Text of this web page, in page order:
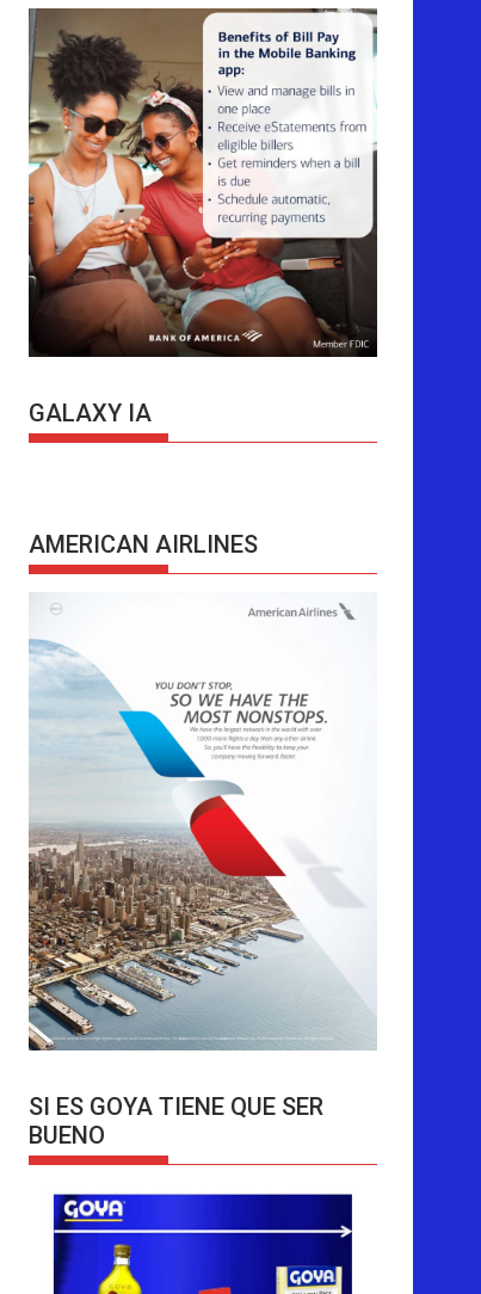
GALAXY IA
AMERICAN AIRLINES
SI ES GOYA TIENE QUE SER
BUENO